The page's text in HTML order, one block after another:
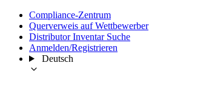
Compliance-Zentrum
Querverweis auf Wettbewerber
Distributor Inventar Suche
Anmelden/Registrieren
Deutsch